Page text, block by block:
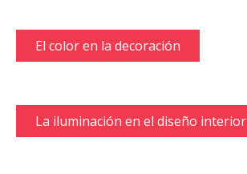
El color en la decoración
La iluminación en el diseño interior